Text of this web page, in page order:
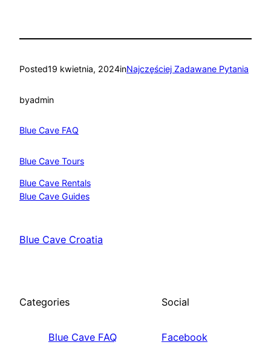
Posted19 kwietnia, 2024inNajczęściej Zadawane Pytania
byadmin
Blue Cave FAQ
Blue Cave Tours
Blue Cave Rentals
Blue Cave Guides
Blue Cave Croatia
Categories
Blue Cave FAQ
Social
Facebook